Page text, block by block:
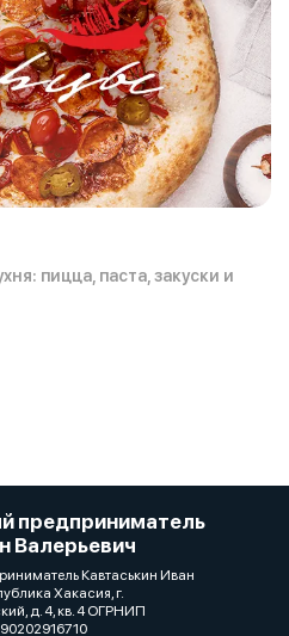
пицца, паста, закуски и
предприниматель
Валерьевич
Кавтаськин Иван
Хакасия, г.
д. 4, кв. 4 ОГРНИП